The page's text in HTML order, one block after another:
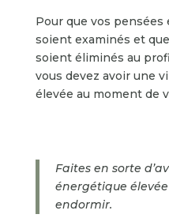
Pour que vos
soient examinés et
soient éliminés au
vous devez avoir une
élevée au moment de
Faites en sorte
énergétique
endormir.